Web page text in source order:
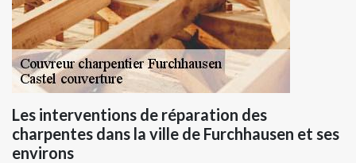
Les interventions de réparation des
charpentes dans la ville de Furchhausen et ses
environs